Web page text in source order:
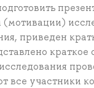
приведен
все участники